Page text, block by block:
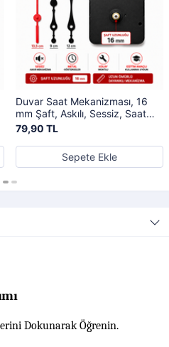
Duvar Saat Mekanizması, 16
mm Şaft, Askılı, Sessiz, Saat
Motoru, Metal Akrep, Yelkovan,
Saniye
79,90 TL
Sepete Ekle
Dokunarak Öğrenin.